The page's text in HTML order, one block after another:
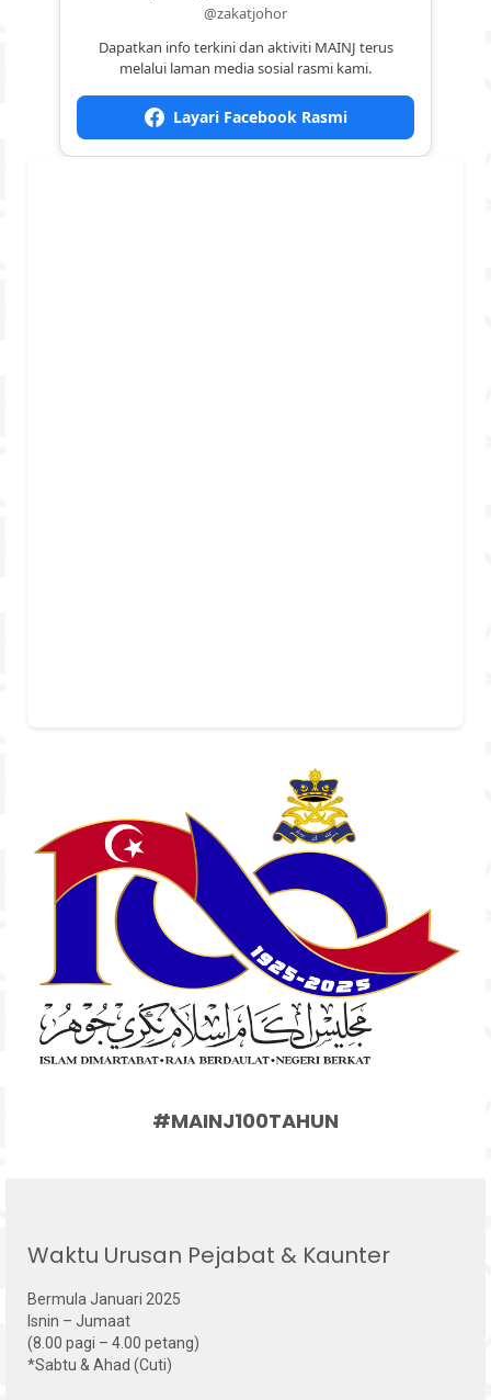
@zakatjohor
Dapatkan info terkini dan aktiviti MAINJ terus
melalui laman media sosial rasmi kami.
Layari Facebook Rasmi
#MAINJ100TAHUN
Waktu Urusan Pejabat & Kaunter
Bermula Januari 2025
Isnin – Jumaat
(8.00 pagi – 4.00 petang)
*Sabtu & Ahad (Cuti)